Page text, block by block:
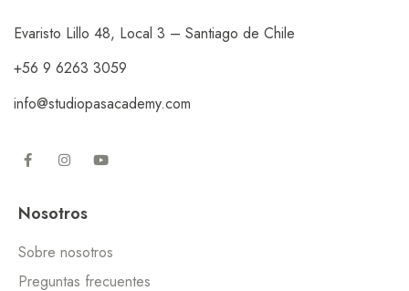
Evaristo Lillo 48, Local 3 – Santiago de Chile
+56 9 6263 3059
info@studiopasacademy.com
Nosotros
Sobre nosotros
Preguntas frecuentes